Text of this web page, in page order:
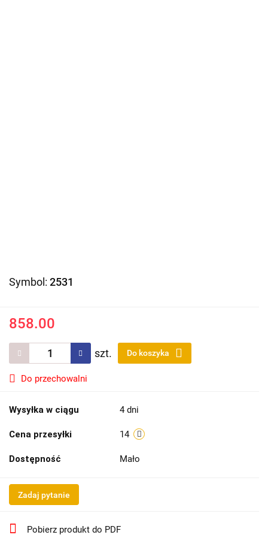
Symbol: 2531
858.00
szt. Do koszyka
Do przechowalni
Wysyłka w ciągu 4 dni
Cena przesyłki 14
Dostępność Mało
Zadaj pytanie
Pobierz produkt do PDF